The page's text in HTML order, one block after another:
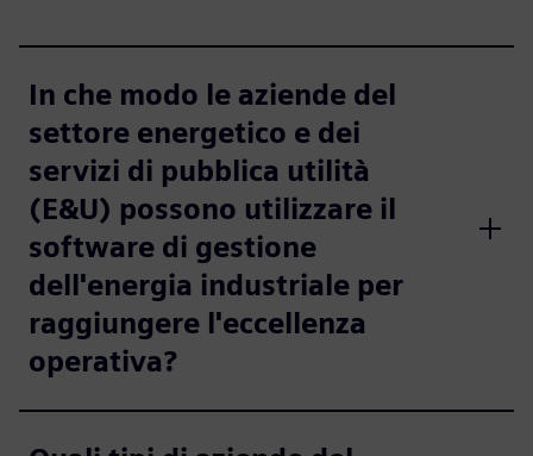
In che modo le aziende del
settore energetico e dei
servizi di pubblica utilità
(E&U) possono utilizzare il
software di gestione
dell'energia industriale per
raggiungere l'eccellenza
operativa?